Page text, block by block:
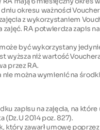
okresu ważności
z wykorzystaniem
zajęć. RA potwierdza zapis
być wykorzystany
wyższa niż wartość
przez RA.
nie można wymienić na
zapisu na zajęcia, na
(Dz.U 2014 poz. 827).
który zawarł umowę